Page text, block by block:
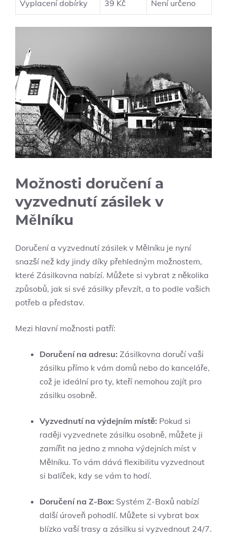
Vyplacení dobírky 39 Kč Není určeno
Možnosti doručení a
vyzvednutí zásilek v
Mělníku
Doručení a vyzvednutí zásilek v Mělníku je nyní
snazší než kdy jindy díky přehledným možnostem,
které Zásilkovna nabízí. Můžete si vybrat z několika
způsobů, jak si své zásilky převzít, a to podle vašich
potřeb a představ.
Mezi hlavní možnosti patří:
Doručení na adresu: Zásilkovna doručí vaši
zásilku přímo k vám domů nebo do kanceláře,
což je ideální pro ty, kteří nemohou zajít pro
zásilku osobně.
Vyzvednutí na výdejním místě: Pokud si
raději vyzvednete zásilku osobně, můžete ji
zamířit na jedno z mnoha výdejních míst v
Mělníku. To vám dává flexibilitu vyzvednout
si balíček, kdy se vám to hodí.
Doručení na Z-Box: Systém Z-Boxů nabízí
další úroveň pohodlí. Můžete si vybrat box
blízko vaší trasy a zásilku si vyzvednout 24/7.